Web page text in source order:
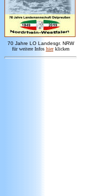
70 Jahre LO Landesgr. NRW
für weitere Infos hier klicken